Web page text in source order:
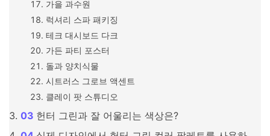
가을 과수원
럭셔리 스파 패키징
테크 대시보드 다크
가든 파티 포스터
돌과 양치식물
시트러스 그로브 액센트
클레이 팟 스튜디오
헌터 그린과 잘 어울리는 색상은?